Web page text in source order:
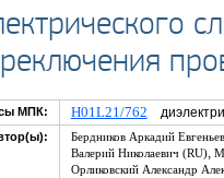
МПК: H01L21/762
Бердников Аркадий
Валерий Николаевич (RU),
Орликовский Александр